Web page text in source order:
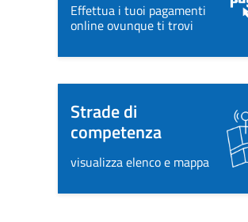
Effettua i tuoi pagamenti
online ovunque ti trovi
Strade di
competenza
visualizza elenco e mappa